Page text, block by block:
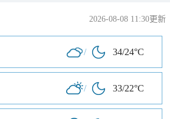
2026-08-08 11:30更新
/ 34/24°C
/ 33/22°C